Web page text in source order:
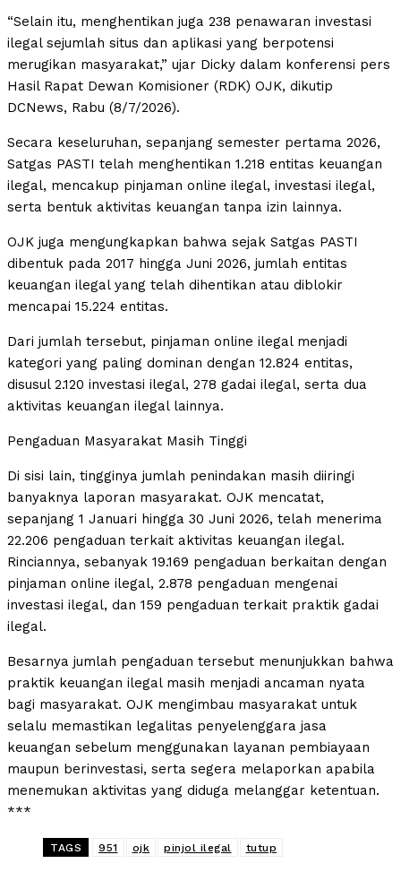
“Selain itu, menghentikan juga 238 penawaran investasi
ilegal sejumlah situs dan aplikasi yang berpotensi
merugikan masyarakat,” ujar Dicky dalam konferensi pers
Hasil Rapat Dewan Komisioner (RDK) OJK, dikutip
DCNews, Rabu (8/7/2026).
Secara keseluruhan, sepanjang semester pertama 2026,
Satgas PASTI telah menghentikan 1.218 entitas keuangan
ilegal, mencakup pinjaman online ilegal, investasi ilegal,
serta bentuk aktivitas keuangan tanpa izin lainnya.
OJK juga mengungkapkan bahwa sejak Satgas PASTI
dibentuk pada 2017 hingga Juni 2026, jumlah entitas
keuangan ilegal yang telah dihentikan atau diblokir
mencapai 15.224 entitas.
Dari jumlah tersebut, pinjaman online ilegal menjadi
kategori yang paling dominan dengan 12.824 entitas,
disusul 2.120 investasi ilegal, 278 gadai ilegal, serta dua
aktivitas keuangan ilegal lainnya.
Pengaduan Masyarakat Masih Tinggi
Di sisi lain, tingginya jumlah penindakan masih diiringi
banyaknya laporan masyarakat. OJK mencatat,
sepanjang 1 Januari hingga 30 Juni 2026, telah menerima
22.206 pengaduan terkait aktivitas keuangan ilegal.
Rinciannya, sebanyak 19.169 pengaduan berkaitan dengan
pinjaman online ilegal, 2.878 pengaduan mengenai
investasi ilegal, dan 159 pengaduan terkait praktik gadai
ilegal.
Besarnya jumlah pengaduan tersebut menunjukkan bahwa
praktik keuangan ilegal masih menjadi ancaman nyata
bagi masyarakat. OJK mengimbau masyarakat untuk
selalu memastikan legalitas penyelenggara jasa
keuangan sebelum menggunakan layanan pembiayaan
maupun berinvestasi, serta segera melaporkan apabila
menemukan aktivitas yang diduga melanggar ketentuan.
***
TAGS 951 ojk pinjol ilegal tutup